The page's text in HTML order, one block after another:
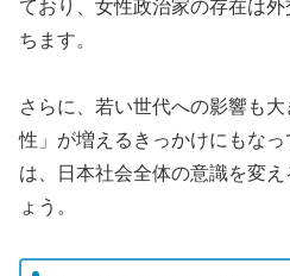
ており、女性政治家の存在は
ちます。
さらに、若い世代への影響も
性」が増えるきっかけにもな
は、日本社会全体の意識を変
ょう。